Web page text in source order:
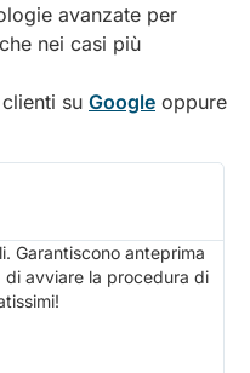
avanzate per
nei casi più
su Google oppure
Garantiscono anteprima
avviare la procedura di